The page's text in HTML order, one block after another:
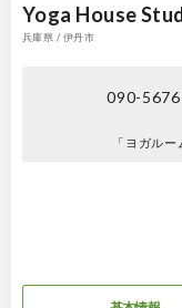
Yoga House
兵庫県 / 伊丹市
090-
「ヨガル